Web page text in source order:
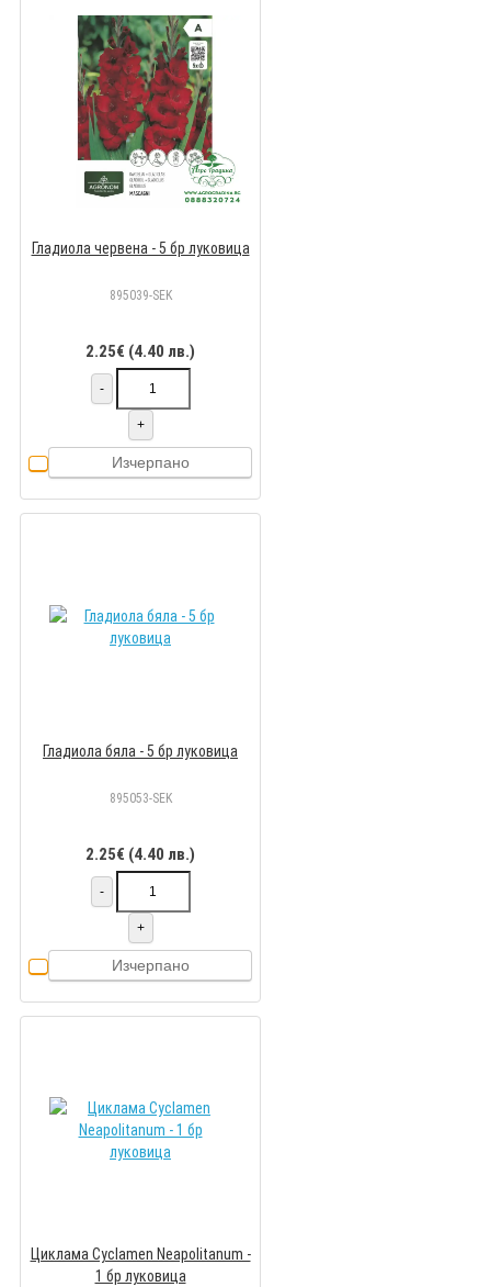
Гладиола червена - 5 бр луковицa
895039-SEK
2.25€ (4.40 лв.)
-
+
Изчерпано
Гладиола бяла - 5 бр луковицa
895053-SEK
2.25€ (4.40 лв.)
-
+
Изчерпано
Циклама Cyclamen Neapolitanum -
1 бр луковицa